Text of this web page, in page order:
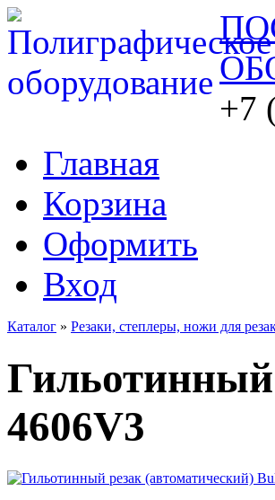
+7
Главная
Корзина
Оформить
Вход
Каталог » Резаки, степлеры, ножи для
Гильотинный
4606V3